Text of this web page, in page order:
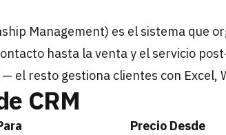
Management) es el sistema que
hasta la venta y el servicio
— el resto gestiona clientes con Excel,
CRM
Precio Desde